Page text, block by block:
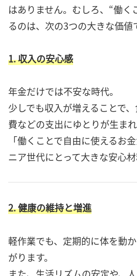
はありません。むしろ、“働く
るのは、次の3つの大きな価値
1. 収入の安心感
年金だけでは不安な時代。
少しでも収入が増えることで
費などの支出にゆとりが生まれ
「働くことで自由に使えるお
ニア世代にとって大きな安心材
2. 健康の維持と増進
軽作業でも、定期的に体を動
がります。
また、生活リズムの安定や、